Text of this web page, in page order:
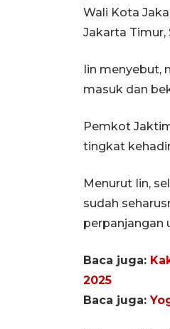
Wali Kota
Jakarta Timur,
Iin menyebut,
masuk dan
Pemkot
tingkat
Menurut Iin,
sudah
perpanjangan
Baca juga:
2025
Baca juga: